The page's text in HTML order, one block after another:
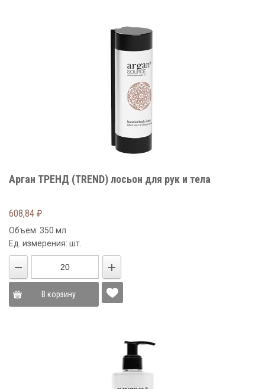
Арган ТРЕНД (TREND) лосьон для рук и тела
608,84 ₽
Объем: 350 мл
Ед. измерения: шт.
В корзину